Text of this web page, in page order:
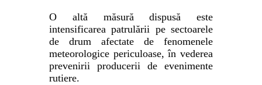
O altă măsură dispusă este
intensificareapatrulării pe sectoarele
de drum afectate de fenomenele
meteorologice periculoase, în vederea
prevenirii producerii de evenimente
rutiere.